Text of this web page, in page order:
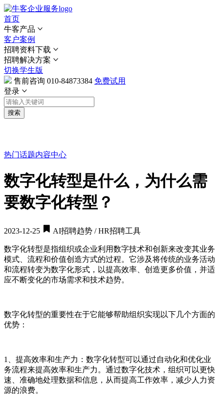
首页
牛客产品
客户案例
招聘资料下载
招聘解决方案
切换学生版
售前咨询 010-84873384 免费试用
登录
搜索
热门话题内容中心
数字化转型是什么，为什么需
要数字化转型？
2023-12-25 AI招聘趋势 / HR招聘工具
数字化转型是指组织或企业利用数字技术和创新来改变其业务
模式、流程和价值创造方式的过程。它涉及将传统的业务活动
和流程转变为数字化形式，以提高效率、创造更多价值，并适
应不断变化的市场需求和技术趋势。
数字化转型的重要性在于它能够帮助组织实现以下几个方面的
优势：
1、提高效率和生产力：数字化转型可以通过自动化和优化业
务流程来提高效率和生产力。通过数字化技术，组织可以更快
速、准确地处理数据和信息，从而提高工作效率，减少人力资
源的浪费。